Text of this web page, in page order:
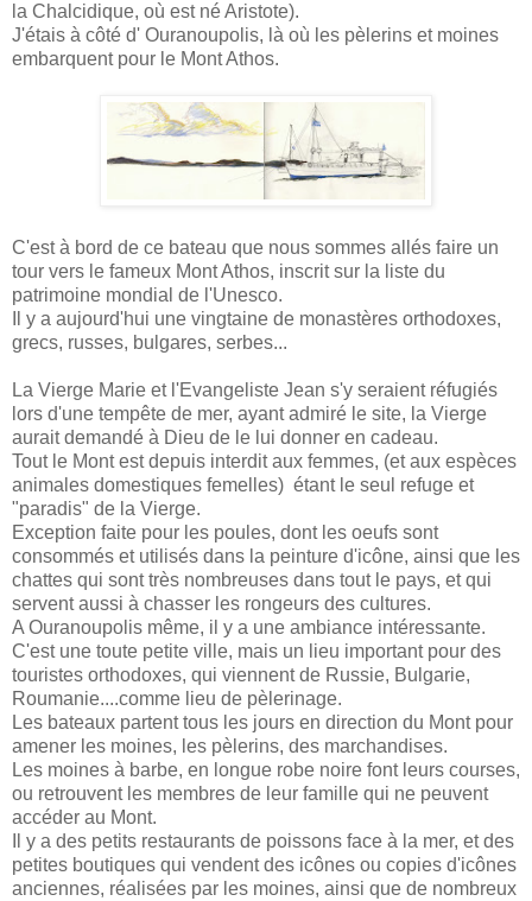
la Chalcidique, où est né Aristote).
J'étais à côté d' Ouranoupolis, là où les pèlerins et moines
embarquent pour le Mont Athos.
C'est à bord de ce bateau que nous sommes allés faire un
tour vers le fameux Mont Athos, inscrit sur la liste du
patrimoine mondial de l'Unesco.
Il y a aujourd'hui une vingtaine de monastères orthodoxes,
grecs, russes, bulgares, serbes...
La Vierge Marie et l'Evangeliste Jean s'y seraient réfugiés
lors d'une tempête de mer, ayant admiré le site, la Vierge
aurait demandé à Dieu de le lui donner en cadeau.
Tout le Mont est depuis interdit aux femmes, (et aux espèces
animales domestiques femelles) étant le seul refuge et
"paradis" de la Vierge.
Exception faite pour les poules, dont les oeufs sont
consommés et utilisés dans la peinture d'icône, ainsi que les
chattes qui sont très nombreuses dans tout le pays, et qui
servent aussi à chasser les rongeurs des cultures.
A Ouranoupolis même, il y a une ambiance intéressante.
C'est une toute petite ville, mais un lieu important pour des
touristes orthodoxes, qui viennent de Russie, Bulgarie,
Roumanie....comme lieu de pèlerinage.
Les bateaux partent tous les jours en direction du Mont pour
amener les moines, les pèlerins, des marchandises.
Les moines à barbe, en longue robe noire font leurs courses,
ou retrouvent les membres de leur famille qui ne peuvent
accéder au Mont.
Il y a des petits restaurants de poissons face à la mer, et des
petites boutiques qui vendent des icônes ou copies d'icônes
anciennes, réalisées par les moines, ainsi que de nombreux